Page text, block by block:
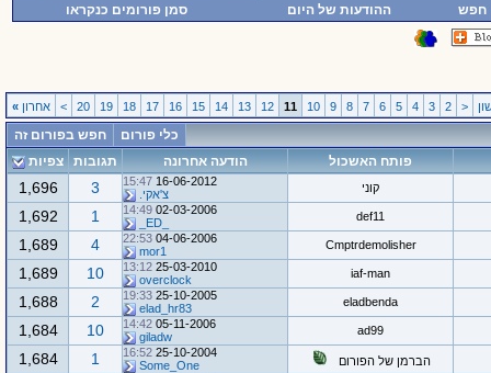
חפש ההודעות של היום סמן פורומים כנקראו
<
2
3
4
5
6
7
8
9
10
11
12
13
14
15
16
17
18
19
20
> אחרון »
כלי פורום
חפש בפורום זה
פותח האשכול
הודעה אחרונה תגובות צפיות
קוני 16-06-2012
15:47
צ'אקי.
3
1,696
def11
02-03-2006
14:49
1
1,692
Cmptrdemolisher
04-06-2006
22:53
mor1
4
1,689
iaf-man
25-03-2010
13:12
overclock
10
1,689
eladbenda
25-10-2005
19:33
elad_hr83
2
1,688
ad99
05-11-2006
14:42
giladw
10
1,684
הברמן של הפורום
25-10-2004
16:52
Some_One
1
1,684